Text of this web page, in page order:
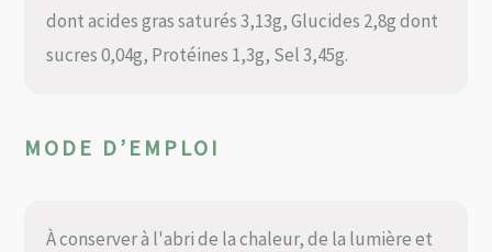
dont acides gras saturés 3,13g, Glucides 2,8g dont
sucres 0,04g, Protéines 1,3g, Sel 3,45g.
MODE D’EMPLOI
À conserver à l'abri de la chaleur, de la lumière et